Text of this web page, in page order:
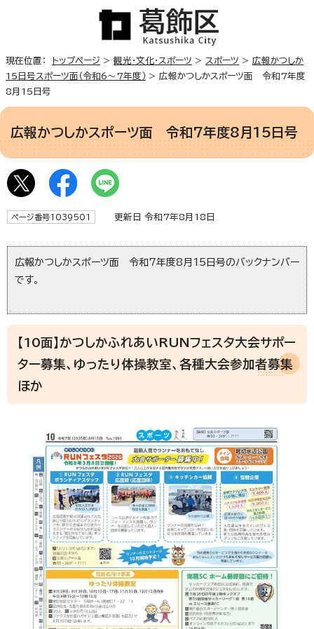
現在位置： トップページ > 観光・文化・スポーツ > スポーツ > 広報かつしか
15日号スポーツ面（令和6～7年度） > 広報かつしかスポーツ面 令和7年度
8月15日号
広報かつしかスポーツ面 令和7年度8月15日号
ページ番号1039501 更新日 令和7年8月18日
広報かつしかスポーツ面 令和7年度8月15日号のバックナンバー
です。
【10面】かつしかふれあいRUNフェスタ大会サポー
ター募集、ゆったり体操教室、各種大会参加者募集
ほか